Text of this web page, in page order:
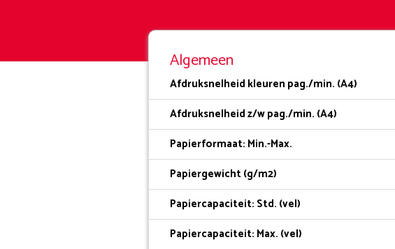
Algemeen
Afdruksnelheid kleuren pag./min. (A4)
Afdruksnelheid z/w pag./min. (A4)
Papierformaat: Min.-Max.
Papiergewicht (g/m2)
Papiercapaciteit: Std. (vel)
Papiercapaciteit: Max. (vel)